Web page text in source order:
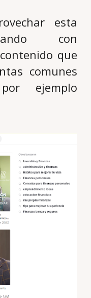
esta
con
que
comunes
ejemplo